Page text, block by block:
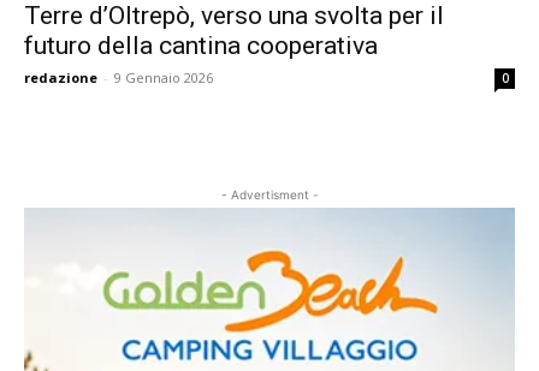
Terre d’Oltrepò, verso una svolta per il
futuro della cantina cooperativa
redazione - 9 Gennaio 2026 0
- Advertisment -